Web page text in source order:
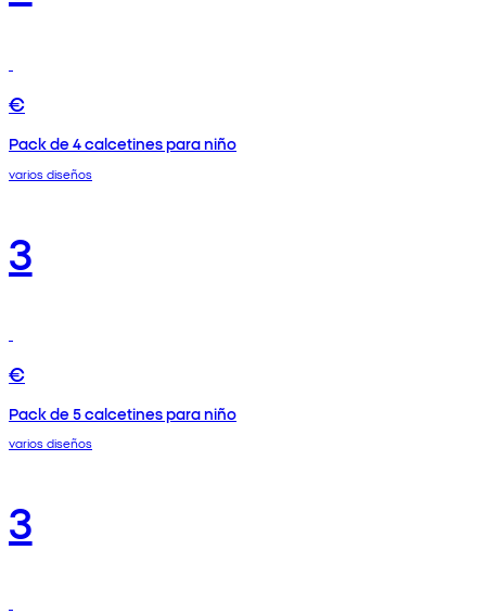
€
Pack de 4 calcetines para niño
varios diseños
3
€
Pack de 5 calcetines para niño
varios diseños
3